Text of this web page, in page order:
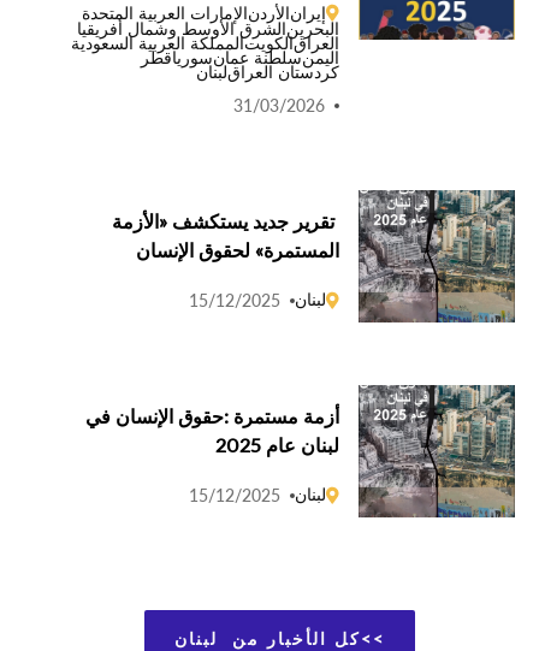
إيرانالأردنالإمارات العربية المتحدة
البحرينالشرق الأوسط وشمال أفريقيا
العراقالكويتالمملكة العربية السعودية
اليمنسلطنة عمانسورياقطر
كردستان العراقلبنان
31/03/2026
تقرير جديد يستكشف «الأزمة
المستمرة» لحقوق الإنسان
لبنان 15/12/2025
أزمة مستمرة :حقوق الإنسان في
لبنان عام 2025
لبنان 15/12/2025
>>كل الأخبار من لبنان